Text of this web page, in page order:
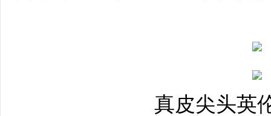
真皮尖头英